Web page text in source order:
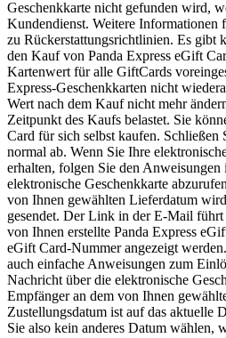
Geschenkkarte nicht gefunden wird,
Kundendienst. Weitere Informationen
zu Rückerstattungsrichtlinien. Es gibt
den Kauf von Panda Express eGift
Kartenwert für alle GiftCards
Express-Geschenkkarten nicht
Wert nach dem Kauf nicht mehr
Zeitpunkt des Kaufs belastet. Sie
Card für sich selbst kaufen. Schließen
normal ab. Wenn Sie Ihre
erhalten, folgen Sie den
elektronische Geschenkkarte
von Ihnen gewählten Lieferdatum
gesendet. Der Link in der E-Mail führt
von Ihnen erstellte Panda Express
eGift Card-Nummer angezeigt
auch einfache Anweisungen zum
Nachricht über die elektronische
Empfänger an dem von Ihnen
Zustellungsdatum ist auf das aktuelle
Sie also kein anderes Datum wählen,